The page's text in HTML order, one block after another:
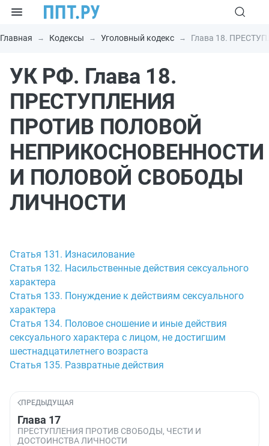
Главная Кодексы Уголовный кодекс Глава 18.
УК РФ. Глава 18.
ПРЕСТУПЛЕНИЯ
ПРОТИВ ПОЛОВОЙ
НЕПРИКОСНОВЕННОСТИ
И ПОЛОВОЙ СВОБОДЫ
ЛИЧНОСТИ
Статья 131. Изнасилование
Статья 132. Насильственные действия сексуального
характера
Статья 133. Понуждение к действиям сексуального
характера
Статья 134. Половое сношение и иные действия
сексуального характера с лицом, не достигшим
шестнадцатилетнего возраста
Статья 135. Развратные действия
ПРЕДЫДУЩАЯ
Глава 17
ПРЕСТУПЛЕНИЯ ПРОТИВ СВОБОДЫ, ЧЕСТИ И
ДОСТОИНСТВА ЛИЧНОСТИ